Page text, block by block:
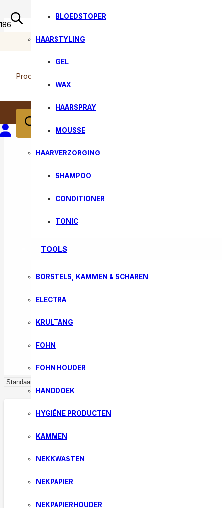
Producten zoeken
BLOEDSTOPER
HAARSTYLING
GEL
WAX
HAARSPRAY
MOUSSE
HAARVERZORGING
SHAMPOO
CONDITIONER
TONIC
TOOLS
BORSTELS, KAMMEN & SCHAREN
ELECTRA
KRULTANG
FOHN
FOHN HOUDER
HANDDOEK
HYGIËNE PRODUCTEN
KAMMEN
NEKKWASTEN
NEKPAPIER
NEKPAPIERHOUDER